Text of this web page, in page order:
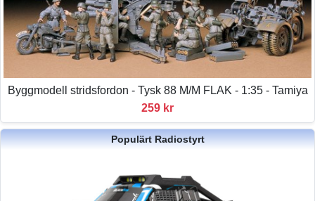
Byggmodell stridsfordon - Tysk 88 M/M FLAK - 1:35 - Tamiya
259 kr
Populärt Radiostyrt